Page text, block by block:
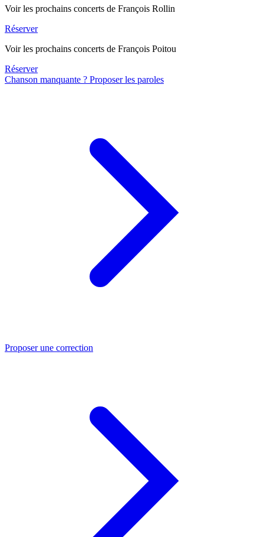
Voir les prochains concerts de François Rollin
Réserver
Voir les prochains concerts de François Poitou
Réserver
Chanson manquante ? Proposer les paroles
Proposer une correction